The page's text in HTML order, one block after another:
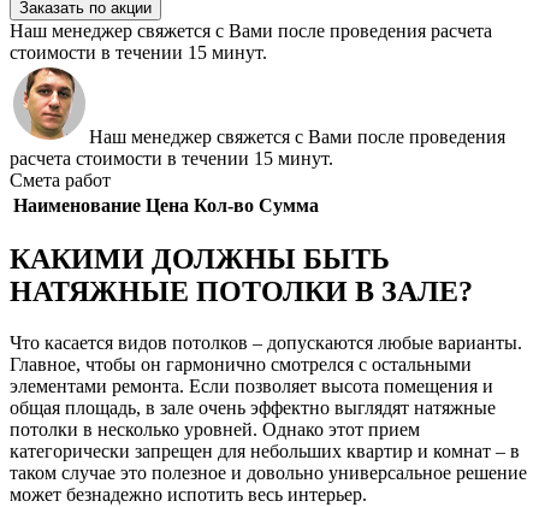
Заказать по акции
Наш менеджер свяжется с Вами после проведения расчета
стоимости в течении 15 минут.
Наш менеджер свяжется с Вами после проведения
расчета стоимости в течении 15 минут.
Смета работ
Наименование Цена Кол-во Сумма
КАКИМИ ДОЛЖНЫ БЫТЬ
НАТЯЖНЫЕ ПОТОЛКИ В ЗАЛЕ?
Что касается видов потолков – допускаются любые варианты.
Главное, чтобы он гармонично смотрелся с остальными
элементами ремонта. Если позволяет высота помещения и
общая площадь, в зале очень эффектно выглядят натяжные
потолки в несколько уровней. Однако этот прием
категорически запрещен для небольших квартир и комнат – в
таком случае это полезное и довольно универсальное решение
может безнадежно испотить весь интерьер.